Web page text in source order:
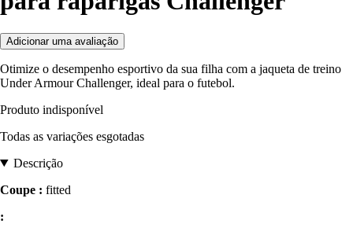
Adicionar uma avaliação
Otimize o desempenho esportivo da sua filha com a jaqueta de treino
Under Armour Challenger, ideal para o futebol.
Produto indisponível
Todas as variações esgotadas
Descrição
Coupe : fitted
: